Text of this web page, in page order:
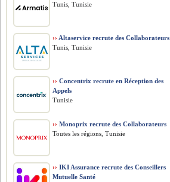
Tunis, Tunisie
›› Altaservice recrute des Collaborateurs
Tunis, Tunisie
›› Concentrix recrute en Réception des
Appels
Tunisie
›› Monoprix recrute des Collaborateurs
Toutes les régions, Tunisie
›› IKI Assurance recrute des Conseillers
Mutuelle Santé